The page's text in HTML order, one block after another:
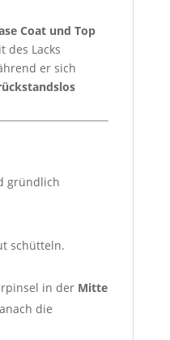
Coat und Top
des Lacks
er sich
gründlich
schütteln.
in der Mitte
die